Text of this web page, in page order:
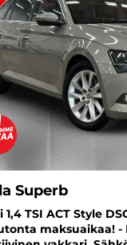
Superb
1,4 TSI ACT Style
maksuaikaa! -